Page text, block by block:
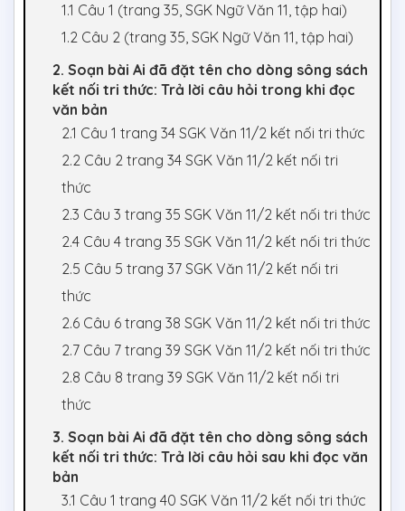
1.1 Câu 1 (trang 35, SGK Ngữ Văn 11, tập hai)
1.2 Câu 2 (trang 35, SGK Ngữ Văn 11, tập hai)
2. Soạn bài Ai đã đặt tên cho dòng sông sách
kết nối tri thức: Trả lời câu hỏi trong khi đọc
văn bản
2.1 Câu 1 trang 34 SGK Văn 11/2 kết nối tri thức
2.2 Câu 2 trang 34 SGK Văn 11/2 kết nối tri
thức
2.3 Câu 3 trang 35 SGK Văn 11/2 kết nối tri thức
2.4 Câu 4 trang 35 SGK Văn 11/2 kết nối tri thức
2.5 Câu 5 trang 37 SGK Văn 11/2 kết nối tri
thức
2.6 Câu 6 trang 38 SGK Văn 11/2 kết nối tri thức
2.7 Câu 7 trang 39 SGK Văn 11/2 kết nối tri thức
2.8 Câu 8 trang 39 SGK Văn 11/2 kết nối tri
thức
3. Soạn bài Ai đã đặt tên cho dòng sông sách
kết nối tri thức: Trả lời câu hỏi sau khi đọc văn
bản
3.1 Câu 1 trang 40 SGK Văn 11/2 kết nối tri thức